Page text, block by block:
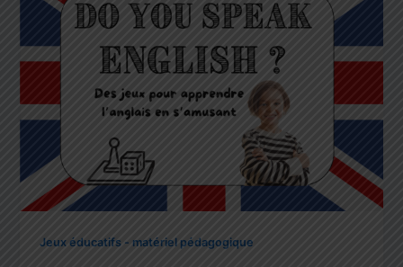
Jeux éducatifs - matériel pédagogique